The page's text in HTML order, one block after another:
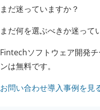
まだ迷っていますか？
まだ何を選ぶべきか迷って
Fintechソフトウェア開発
ンは無料です。
お問い合わせ導入事例を見